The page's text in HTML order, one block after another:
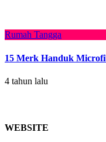
Rumah Tangga
15 Merk Handuk
4 tahun lalu
WEBSITE